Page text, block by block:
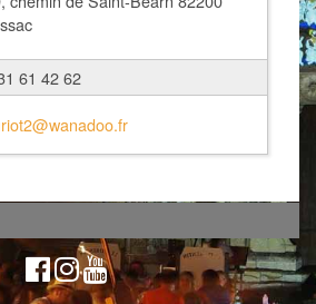
61 42 62